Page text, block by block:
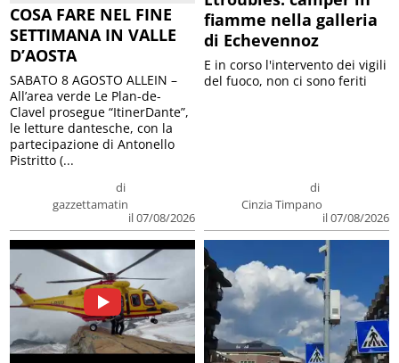
COSA FARE NEL FINE
SETTIMANA IN VALLE
D’AOSTA
di
gazzettamatin
il 07/08/2026
SABATO 8 AGOSTO ALLEIN –
All’area verde Le Plan-de-
Clavel prosegue “ItinerDante”,
le letture dantesche, con la
partecipazione di Antonello
Pistritto (...
fiamme nella galleria
di Echevennoz
di
Cinzia Timpano
il 07/08/2026
E in corso l'intervento dei vigili
del fuoco, non ci sono feriti